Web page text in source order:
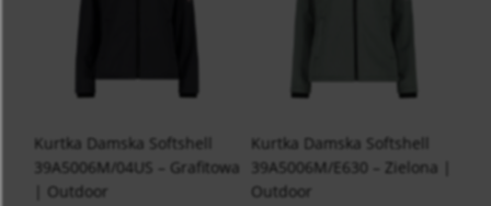
Kurtka Damska Softshell
39A5006M/04US – Grafitowa
| Outdoor
Kurtka Damska Softshell
39A5006M/E630 – Zielona |
Outdoor